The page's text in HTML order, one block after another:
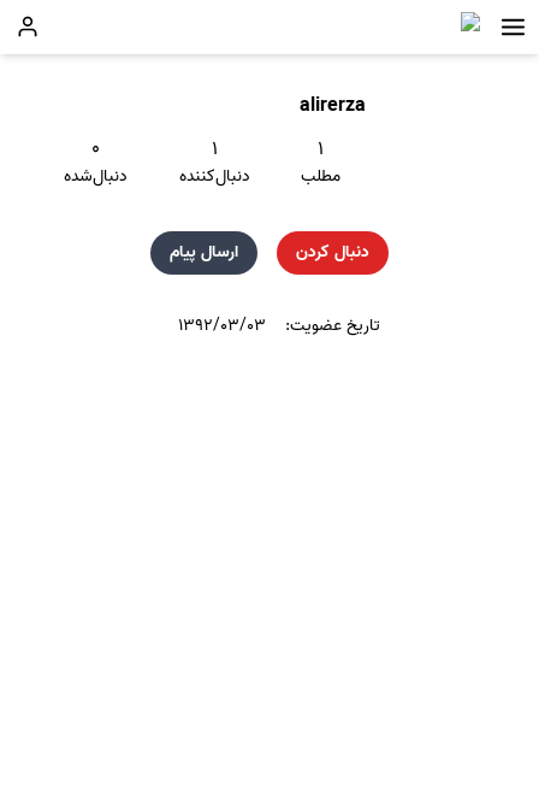
alirerza
۱
مطلب
۱
دنبال‌کننده
۰
دنبال‌شده
دنبال کردن ارسال پیام
تاریخ عضویت: ۱۳۹۲/۰۳/۰۳